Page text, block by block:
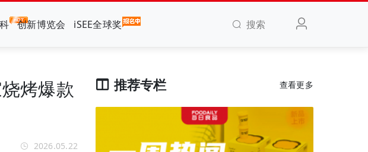
创新博览会 iSEE全球奖 搜索
烤爆款
2026.05.22
推荐专栏 查看更多